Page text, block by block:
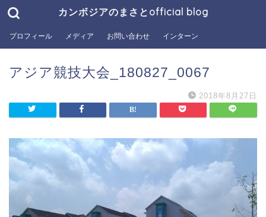
カンボジアのまさとofficial blog
プロフィール メディア お問い合わせ インターン
アジア競技大会_180827_0067
2018年8月27日